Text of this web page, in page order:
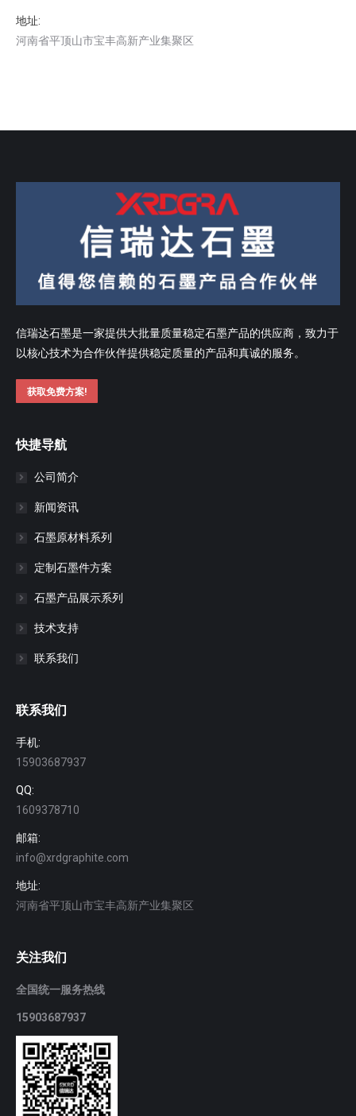
地址:
河南省平顶山市宝丰高新产业集聚区
信瑞达石墨是一家提供大批量质量稳定石墨产品的供应商，致力于
以核心技术为合作伙伴提供稳定质量的产品和真诚的服务。
获取免费方案!
快捷导航
公司简介
新闻资讯
石墨原材料系列
定制石墨件方案
石墨产品展示系列
技术支持
联系我们
联系我们
手机:
15903687937
QQ:
1609378710
邮箱:
info@xrdgraphite.com
地址:
河南省平顶山市宝丰高新产业集聚区
关注我们
全国统一服务热线
15903687937